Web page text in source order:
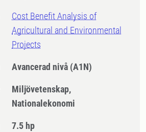
Cost Benefit Analysis of
Agricultural and Environmental
Projects
Avancerad nivå (A1N)
Miljövetenskap,
Nationalekonomi
7.5 hp